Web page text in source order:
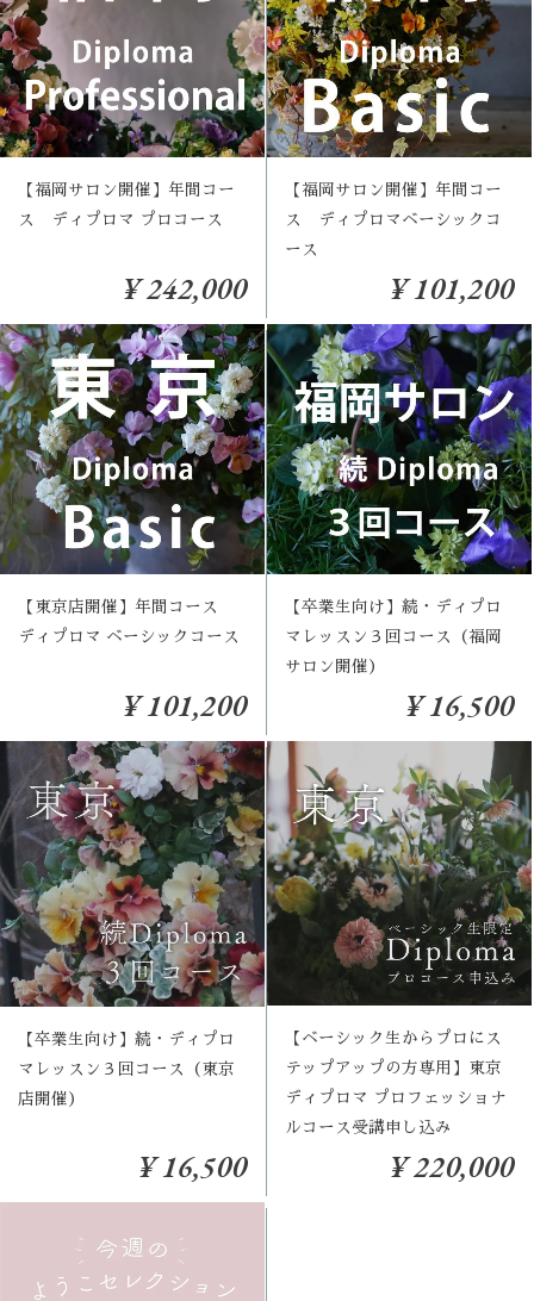
【福岡サロン開催】年間コー
ス ディプロマ プロコース
¥ 242,000
【福岡サロン開催】年間コー
ス ディプロマベーシックコ
ース
¥ 101,200
【東京店開催】年間コース
ディプロマ ベーシックコース
¥ 101,200
【卒業生向け】続・ディプロ
マレッスン３回コース（福岡
サロン開催）
¥ 16,500
【卒業生向け】続・ディプロ
マレッスン３回コース（東京
店開催）
¥ 16,500
【ベーシック生からプロにス
テップアップの方専用】東京
ディプロマ プロフェッショナ
ルコース受講申し込み
¥ 220,000